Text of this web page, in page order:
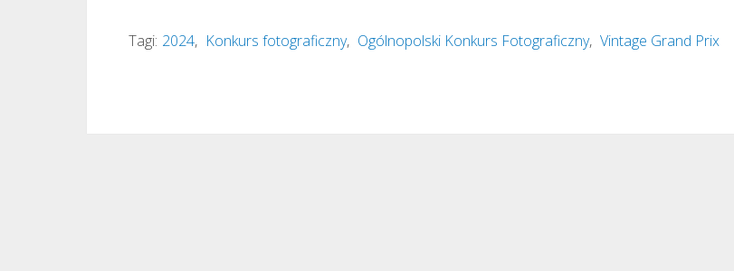
Tagi: 2024, Konkurs fotograficzny, Ogólnopolski Konkurs Fotograficzny, Vintage Grand Prix